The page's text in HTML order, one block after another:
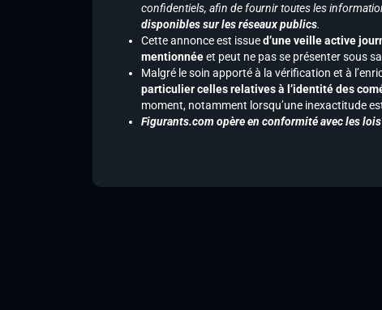
confidentiels, afin de fournir toutes les
disponibles sur les réseaux publics.
Cette annonce est issued’une veille active
mentionnéeet peut ne pas se présenter sous
Malgré le soin apporté à la vérification et à
particulier celles relatives à l’identité des
moment, notamment lorsqu’une inexactitude
Figurants.com opère en conformité avec les